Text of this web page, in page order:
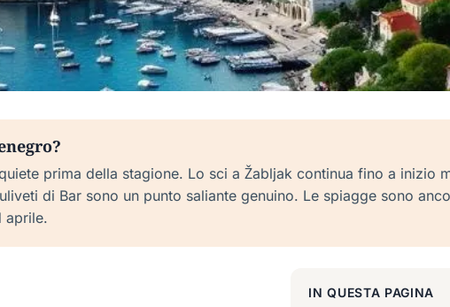
prima della stagione. Lo sci a Žabljak continua fino a inizio
di Bar sono un punto saliante genuino. Le spiagge sono
aprile.
IN QUESTA PAGINA